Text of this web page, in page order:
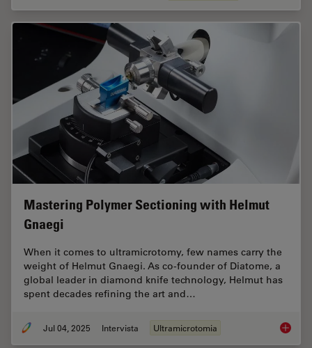
Mastering Polymer Sectioning with Helmut
Gnaegi
When it comes to ultramicrotomy, few names carry the
weight of Helmut Gnaegi. As co-founder of Diatome, a
global leader in diamond knife technology, Helmut has
spent decades refining the art and…
Jul 04, 2025 Intervista Ultramicrotomia